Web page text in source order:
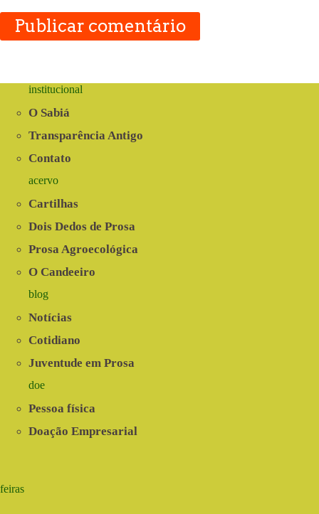
Publicar comentário
institucional
O Sabiá
Transparência Antigo
Contato
acervo
Cartilhas
Dois Dedos de Prosa
Prosa Agroecológica
O Candeeiro
blog
Notícias
Cotidiano
Juventude em Prosa
doe
Pessoa física
Doação Empresarial
feiras